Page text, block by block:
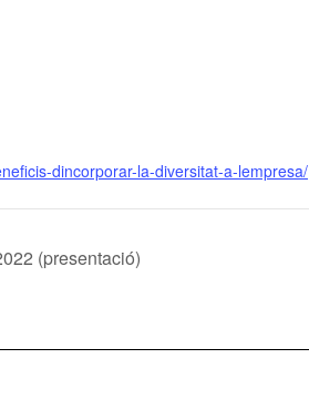
dincorporar-la-diversitat-a-lempresa/
(presentació)